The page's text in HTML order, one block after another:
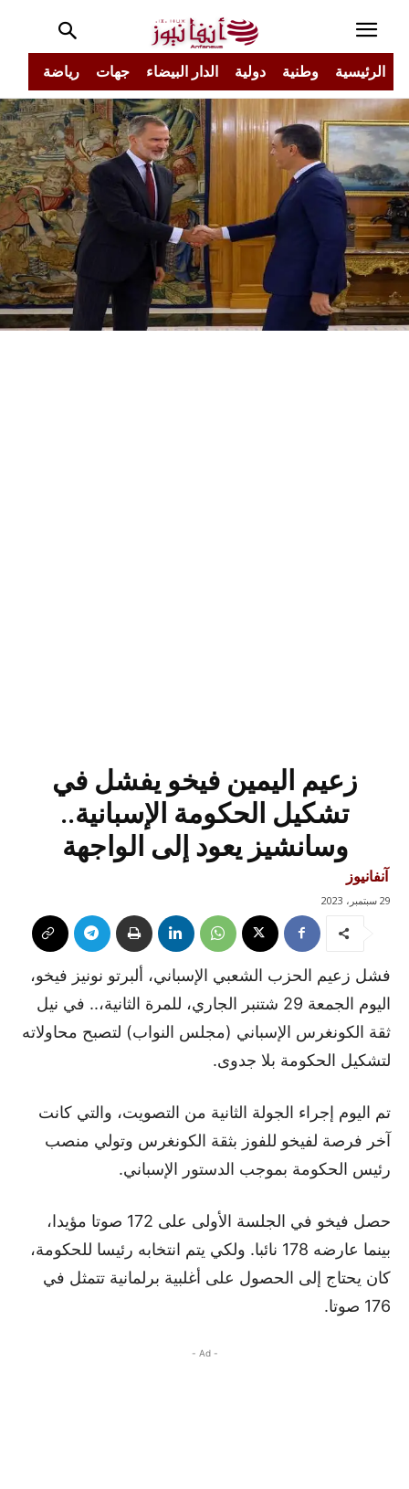
الرئيسية وطنية دولية الدار البيضاء جهات رياضة
زعيم اليمين فيخو يفشل في
تشكيل الحكومة الإسبانية..
وسانشيز يعود إلى الواجهة
آنفانيوز
29 سبتمبر، 2023
فشل زعيم الحزب الشعبي الإسباني، ألبرتو نونيز فيخو،
اليوم الجمعة 29 شتنبر الجاري، للمرة الثانية،.. في نيل
ثقة الكونغرس الإسباني (مجلس النواب) لتصبح محاولاته
لتشكيل الحكومة بلا جدوى.
تم اليوم إجراء الجولة الثانية من التصويت، والتي كانت
آخر فرصة لفيخو للفوز بثقة الكونغرس وتولي منصب
رئيس الحكومة بموجب الدستور الإسباني.
حصل فيخو في الجلسة الأولى على 172 صوتا مؤيدا،
بينما عارضه 178 نائبا. ولكي يتم انتخابه رئيسا للحكومة،
كان يحتاج إلى الحصول على أغلبية برلمانية تتمثل في
176 صوتا.
- Ad -